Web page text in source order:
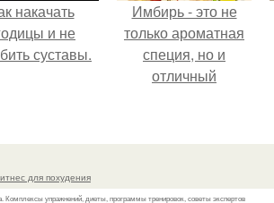
накачать
и не
суставы.
Имбирь - это не
только ароматная
специя, но и
отличный
и блюд.
для похудения
Комплексы упражнений, диеты, программы тренировок, советы экспертов